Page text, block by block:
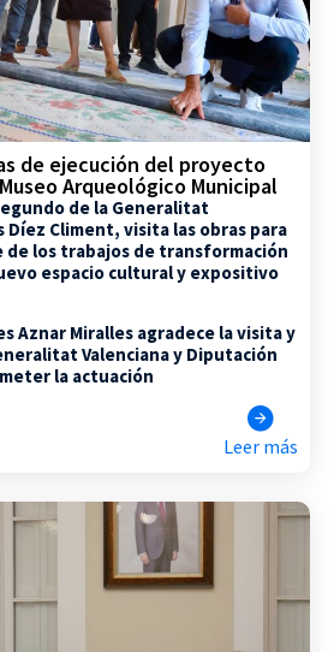
de ejecución del proyecto
Arqueológico Municipal
de la Generalitat
Díez Climent, visita las obras para
de los trabajos de transformación
espacio cultural y expositivo
Aznar Miralles agradece la visita y
Valenciana y Diputación
la actuación
Leer más